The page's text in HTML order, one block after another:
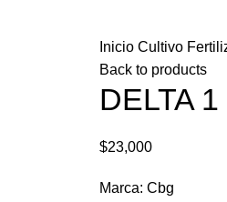
Inicio Cultivo
Back to products
DELTA
$23,000
Marca: Cbg